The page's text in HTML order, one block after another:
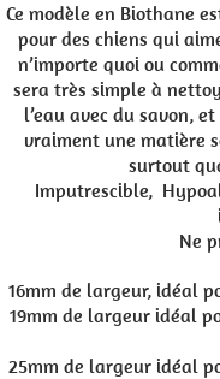
Ce modèle en Biothane
pour des chiens qui
n’importe quoi ou
sera très simple à
l’eau avec du savon,
vraiment une matière
surtout
Imputrescible,
Ne
16mm de largeur, idéal
19mm de largeur idéal
25mm de largeur idéal